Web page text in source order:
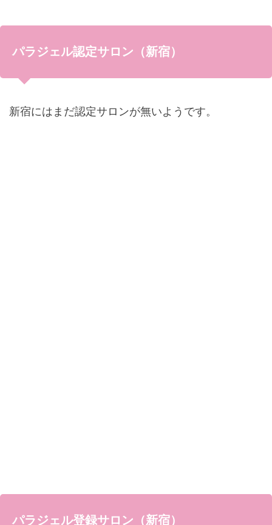
パラジェル認定サロン（新宿）
新宿にはまだ認定サロンが無いようです。
パラジェル登録サロン（新宿）